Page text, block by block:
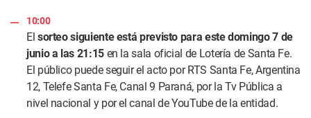
10:00
El sorteo siguiente está previsto para este domingo 7 de
junio a las 21:15en la sala oficial de Lotería de Santa Fe.
El público puede seguir el acto por RTS Santa Fe, Argentina
12, Telefe Santa Fe, Canal 9 Paraná, por la Tv Pública a
nivel nacional y por el canal de YouTube de la entidad.